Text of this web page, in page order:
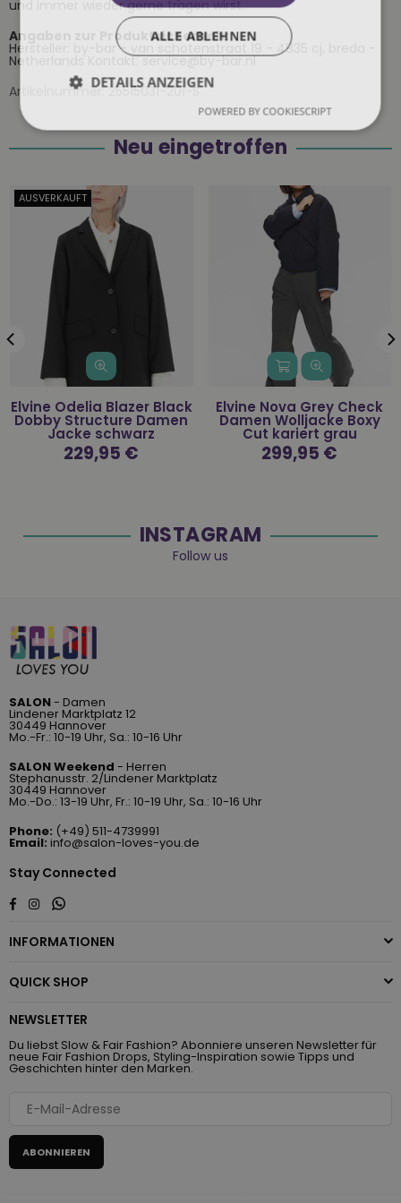
und immer wieder gerne tragen wirst.
Angaben zur Produktsicherheit:
Hersteller: by-bar - van schotenstraat 19 - 4835 cj, breda -
Netherlands Kontakt: service@by-bar.nl
Artikelnummer:25515031-201-S
Neu eingetroffen
AUSVERKAUFT
Elvine Odelia Blazer Black
Dobby Structure Damen
Jacke schwarz
Normaler
Preis
229,95 €
Elvine Nova Grey Check
Damen Wolljacke Boxy
Cut kariert grau
Normaler
Preis
299,95 €
INSTAGRAM
Follow us
SALON- Damen
Lindener Marktplatz 12
30449 Hannover
Mo.-Fr.: 10-19 Uhr, Sa.: 10-16 Uhr
SALON Weekend - Herren
Stephanusstr. 2/Lindener Marktplatz
30449 Hannover
Mo.-Do.: 13-19 Uhr, Fr.: 10-19 Uhr, Sa.: 10-16 Uhr
Phone: (+49) 511-4739991
Email: info@salon-loves-you.de
Stay Connected
Facebook
InstagramWhatsapp
INFORMATIONEN
QUICK SHOP
NEWSLETTER
Du liebst Slow & Fair Fashion? Abonniere unseren Newsletter für
neue Fair Fashion Drops, Styling-Inspiration sowie Tipps und
Geschichten hinter den Marken.
ABONNIEREN
ALLE ABLEHNEN
DETAILS ANZEIGEN
POWERED BY COOKIESCRIPT